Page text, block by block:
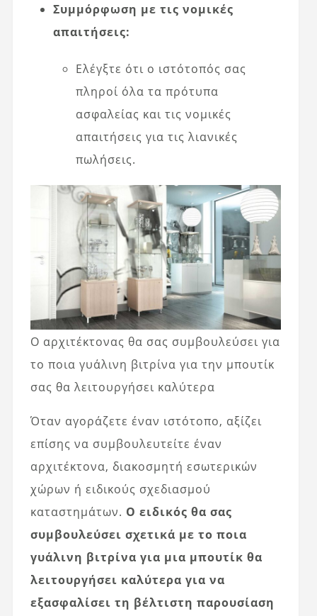
Συμμόρφωση με τις νομικές
απαιτήσεις:
Ελέγξτε ότι ο ιστότοπός σας
πληροί όλα τα πρότυπα
ασφαλείας και τις νομικές
απαιτήσεις για τις λιανικές
πωλήσεις.
Ο αρχιτέκτονας θα σας συμβουλεύσει για
το ποια γυάλινη βιτρίνα για την μπουτίκ
σας θα λειτουργήσει καλύτερα
Όταν αγοράζετε έναν ιστότοπο, αξίζει
επίσης να συμβουλευτείτε έναν
αρχιτέκτονα, διακοσμητή εσωτερικών
χώρων ή ειδικούς σχεδιασμού
καταστημάτων. Ο ειδικός θα σας
συμβουλεύσει σχετικά με το ποια
γυάλινη βιτρίνα για μια μπουτίκ θα
λειτουργήσει καλύτερα για να
εξασφαλίσει τη βέλτιστη παρουσίαση